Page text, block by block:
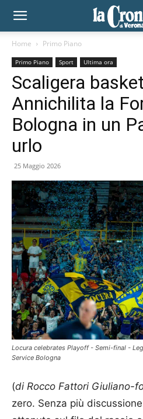
Home Primo Piano
Primo Piano Sport Ultima ora
Scaligera
Annichilita la
Bologna in un
urlo
25 Maggio 2026
Locura celebrates Playoff - Semi-final -
Service Bologna
(di Rocco Fattori Giuliano-
zero. Senza più